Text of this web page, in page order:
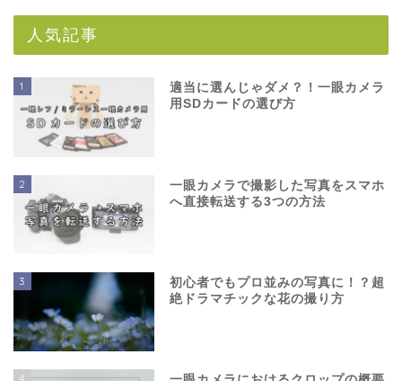
人気記事
1
適当に選んじゃダメ？！一眼カメラ
用SDカードの選び方
2
一眼カメラで撮影した写真をスマホ
へ直接転送する3つの方法
3
初心者でもプロ並みの写真に！？超
絶ドラマチックな花の撮り方
4